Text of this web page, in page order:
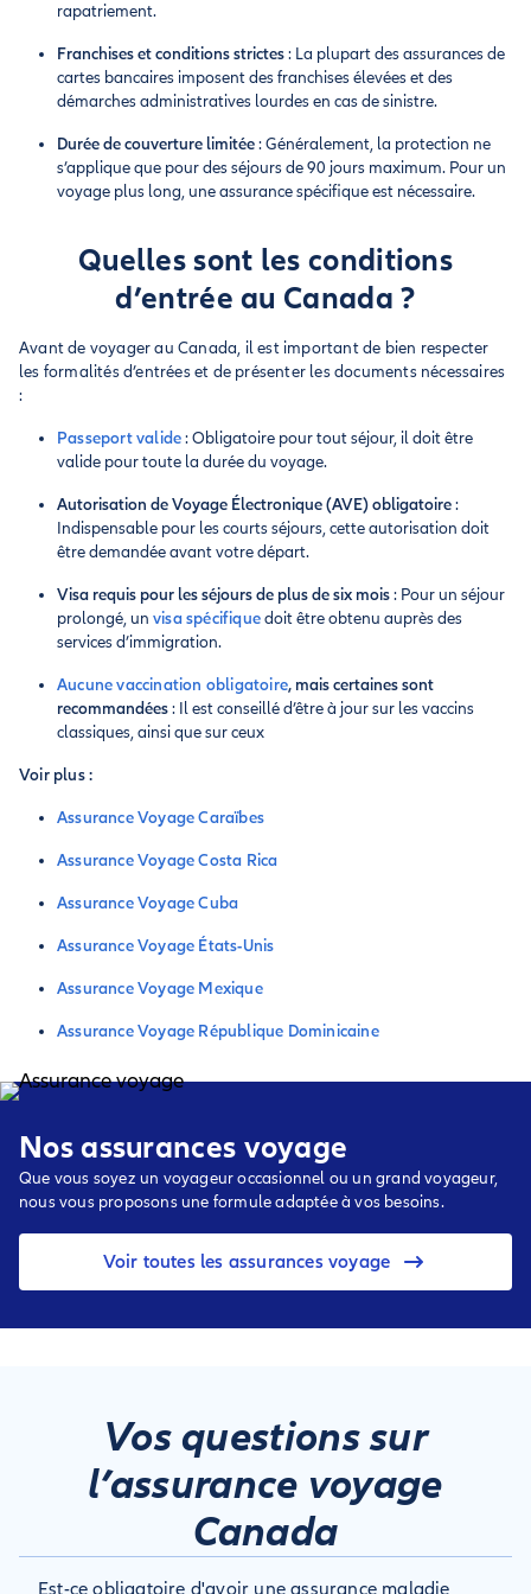
rapatriement.
Franchises et conditions strictes: La plupart des assurances de
cartes bancaires imposent des franchises élevées et des
démarches administratives lourdes en cas de sinistre.
Durée de couverture limitée: Généralement, la protection ne
s’applique que pour des séjours de 90 jours maximum. Pour un
voyage plus long, une assurance spécifique est nécessaire.
Quelles sont les conditions
d’entrée au Canada ?
Avant de voyager au Canada, il est important de bien respecter
les formalités d’entrées et de présenter les documents nécessaires
:
Passeport valide: Obligatoire pour tout séjour, il doit être
valide pour toute la durée du voyage.
Autorisation de Voyage Électronique (AVE) obligatoire:
Indispensable pour les courts séjours, cette autorisation doit
être demandée avant votre départ.
Visa requis pour les séjours de plus de six mois: Pour un séjour
prolongé, un visa spécifiquedoit être obtenu auprès des
services d’immigration.
Aucune vaccination obligatoire, mais certaines sont
recommandées: Il est conseillé d’être à jour sur les vaccins
classiques, ainsi que sur ceux
Voir plus :
Assurance Voyage Caraïbes
Assurance Voyage Costa Rica
Assurance Voyage Cuba
Assurance Voyage États-Unis
Assurance Voyage Mexique
Assurance Voyage République Dominicaine
Nos assurances voyage
Que vous soyez un voyageur occasionnel ou un grand voyageur,
nous vous proposons une formule adaptée à vos besoins.
Voir toutes les assurances voyage
Vos questions sur
l’assurance voyage
Canada
Est-ce obligatoire d'avoir une assurance maladie